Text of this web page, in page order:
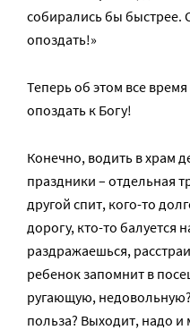
собирались бы быстрее.
опоздать!»
Теперь об этом все
опоздать к Богу!
Конечно, водить в храм
праздники – отдельная
другой спит, кого-то
дорогу, кто-то балуется
раздражаешься,
ребенок запомнит в
ругающую, недовольную?
польза? Выходит, надо и